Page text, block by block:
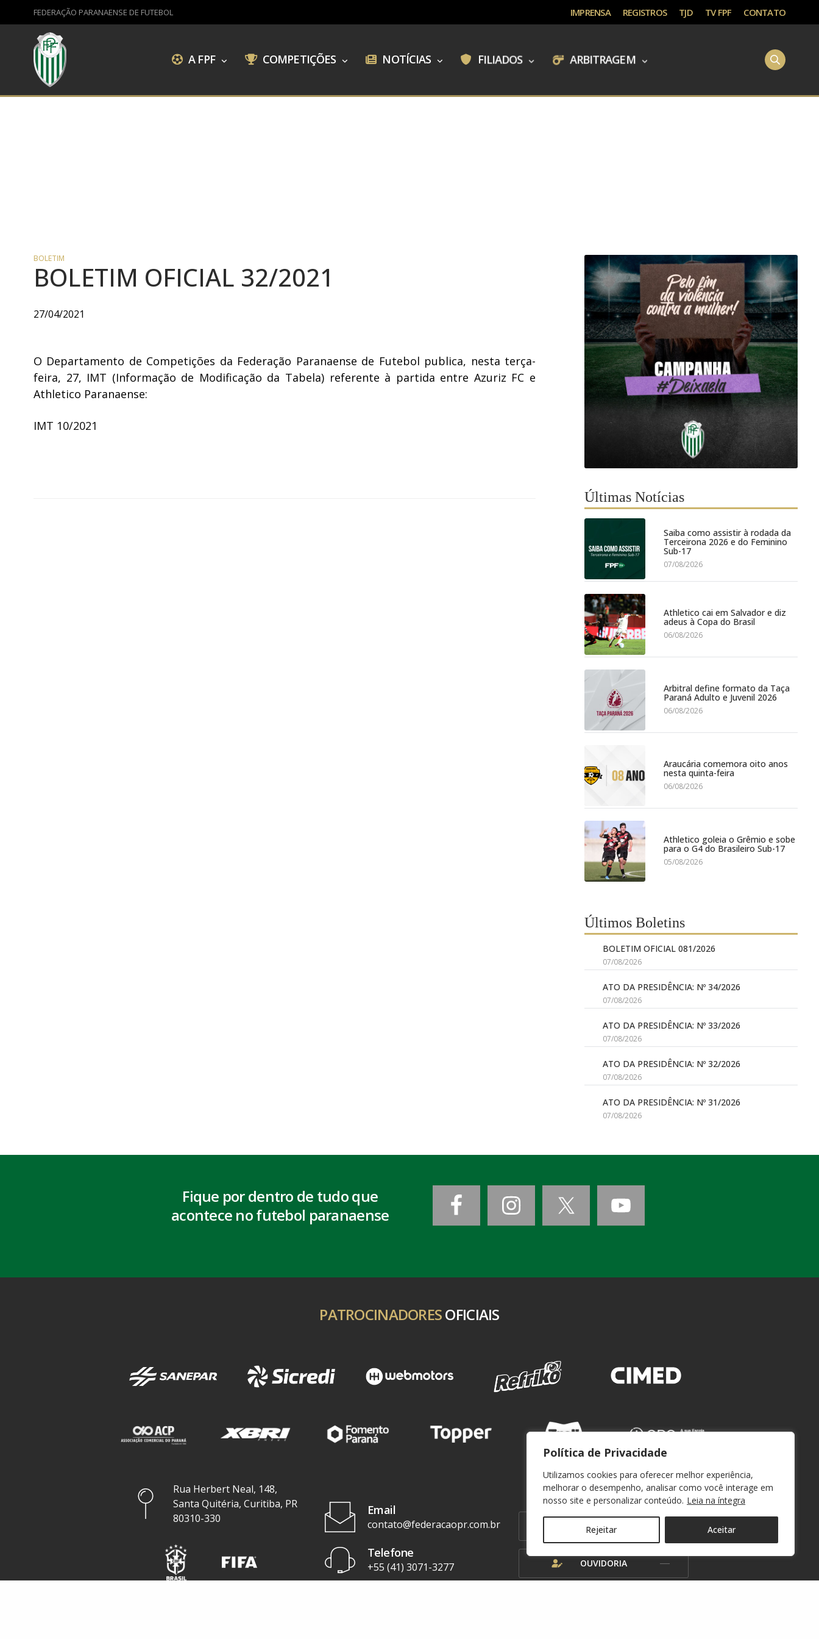
Política de Privacidade
Utilizamos cookies para oferecer melhor experiência,
melhorar o desempenho, analisar como você interage em
nosso site e personalizar conteúdo. Leia na íntegra
Rejeitar Aceitar
FEDERAÇÃO PARANAENSE DE FUTEBOL IMPRENSA REGISTROS TJD TV FPF CONTATO
A FPF COMPETIÇÕES NOTÍCIAS FILIADOS ARBITRAGEM
BOLETIM
BOLETIM OFICIAL 32/2021
27/04/2021
O Departamento de Competições da Federação Paranaense de Futebol publica, nesta terça-
feira, 27, IMT (Informação de Modificação da Tabela) referente à partida entre Azuriz FC e
Athletico Paranaense:
IMT 10/2021
Últimas Notícias
Saiba como assistir à rodada da
Terceirona 2026 e do Feminino
Sub-17
07/08/2026
Athletico cai em Salvador e diz
adeus à Copa do Brasil
06/08/2026
Arbitral define formato da Taça
Paraná Adulto e Juvenil 2026
06/08/2026
Araucária comemora oito anos
nesta quinta-feira
06/08/2026
Athletico goleia o Grêmio e sobe
para o G4 do Brasileiro Sub-17
05/08/2026
Últimos Boletins
BOLETIM OFICIAL 081/2026
07/08/2026
ATO DA PRESIDÊNCIA: Nº 34/2026
07/08/2026
ATO DA PRESIDÊNCIA: Nº 33/2026
07/08/2026
ATO DA PRESIDÊNCIA: Nº 32/2026
07/08/2026
ATO DA PRESIDÊNCIA: Nº 31/2026
07/08/2026
Fique por dentro de tudo que
acontece no futebol paranaense
PATROCINADORESOFICIAIS
Rua Herbert Neal, 148,
Santa Quitéria, Curitiba, PR
80310-330
Email
contato@federacaopr.com.br
Telefone
+55 (41) 3071-3277
WEBMAIL
OUVIDORIA